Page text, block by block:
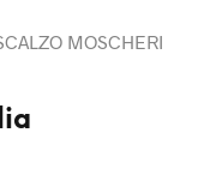
MOSCHERI